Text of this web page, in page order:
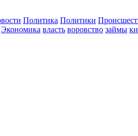
Политика Политики
Экономика власть воровство займы